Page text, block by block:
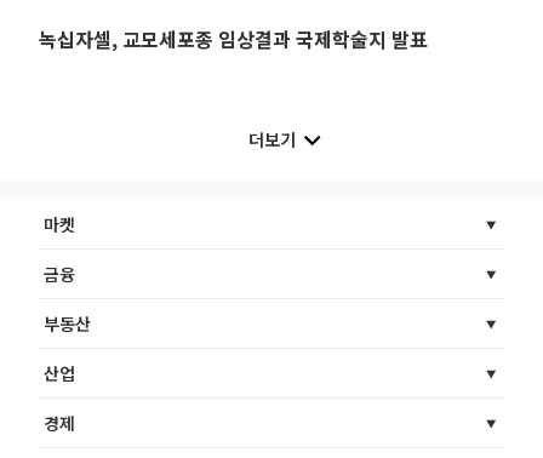
녹십자셀, 교모세포종 임상결과 국제학술지 발표
더보기
마켓
금융
부동산
산업
경제